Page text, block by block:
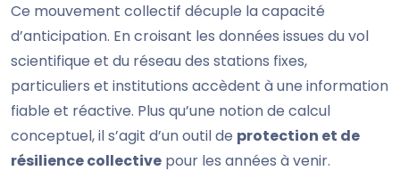
Ce mouvement collectif décuple la capacité
d’anticipation. En croisant les données issues du vol
scientifique et du réseau des stations fixes,
particuliers et institutions accèdent à une information
fiable et réactive. Plus qu’une notion de calcul
conceptuel, il s’agit d’un outil de protection et de
résilience collective pour les années à venir.